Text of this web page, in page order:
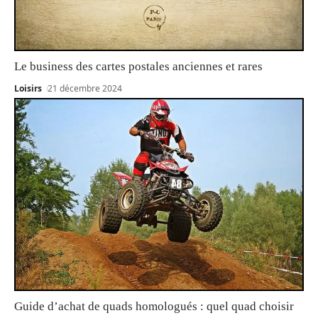
Le business des cartes postales anciennes et rares
Loisirs 21 décembre 2024
Guide d’achat de quads homologués : quel quad choisir